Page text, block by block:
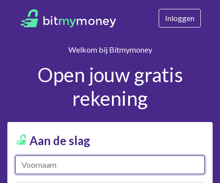
Inloggen
Welkom bij Bitmymoney
Open jouw gratis
rekening
Aan de slag